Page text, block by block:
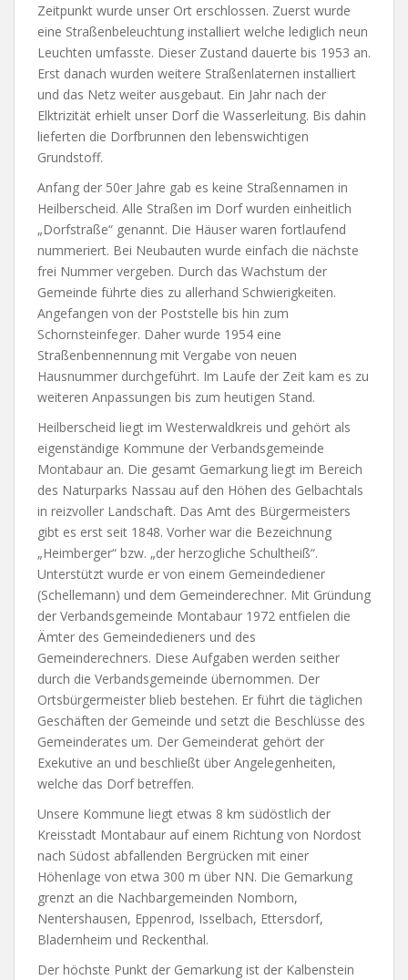
Zeitpunkt wurde unser Ort erschlossen. Zuerst wurde
eine Straßenbeleuchtung installiert welche lediglich neun
Leuchten umfasste. Dieser Zustand dauerte bis 1953 an.
Erst danach wurden weitere Straßenlaternen installiert
und das Netz weiter ausgebaut. Ein Jahr nach der
Elktrizität erhielt unser Dorf die Wasserleitung. Bis dahin
lieferten die Dorfbrunnen den lebenswichtigen
Grundstoff.
Anfang der 50er Jahre gab es keine Straßennamen in
Heilberscheid. Alle Straßen im Dorf wurden einheitlich
„Dorfstraße“ genannt. Die Häuser waren fortlaufend
nummeriert. Bei Neubauten wurde einfach die nächste
frei Nummer vergeben. Durch das Wachstum der
Gemeinde führte dies zu allerhand Schwierigkeiten.
Angefangen von der Poststelle bis hin zum
Schornsteinfeger. Daher wurde 1954 eine
Straßenbennennung mit Vergabe von neuen
Hausnummer durchgeführt. Im Laufe der Zeit kam es zu
weiteren Anpassungen bis zum heutigen Stand.
Heilberscheid liegt im Westerwaldkreis und gehört als
eigenständige Kommune der Verbandsgemeinde
Montabaur an. Die gesamt Gemarkung liegt im Bereich
des Naturparks Nassau auf den Höhen des Gelbachtals
in reizvoller Landschaft. Das Amt des Bürgermeisters
gibt es erst seit 1848. Vorher war die Bezeichnung
„Heimberger“ bzw. „der herzogliche Schultheiß“.
Unterstützt wurde er von einem Gemeindediener
(Schellemann) und dem Gemeinderechner. Mit Gründung
der Verbandsgemeinde Montabaur 1972 entfielen die
Ämter des Gemeindedieners und des
Gemeinderechners. Diese Aufgaben werden seither
durch die Verbandsgemeinde übernommen. Der
Ortsbürgermeister blieb bestehen. Er führt die täglichen
Geschäften der Gemeinde und setzt die Beschlüsse des
Gemeinderates um. Der Gemeinderat gehört der
Exekutive an und beschließt über Angelegenheiten,
welche das Dorf betreffen.
Unsere Kommune liegt etwas 8 km südöstlich der
Kreisstadt Montabaur auf einem Richtung von Nordost
nach Südost abfallenden Bergrücken mit einer
Höhenlage von etwa 300 m über NN. Die Gemarkung
grenzt an die Nachbargemeinden Nomborn,
Nentershausen, Eppenrod, Isselbach, Ettersdorf,
Bladernheim und Reckenthal.
Der höchste Punkt der Gemarkung ist der Kalbenstein